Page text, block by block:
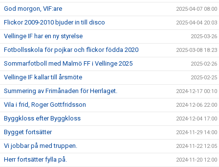
God morgon, VIF:are 2025-04-07 08:00
Flickor 2009-2010 bjuder in till disco 2025-04-04 20:03
Vellinge IF har en ny styrelse 2025-03-26
Fotbollsskola för pojkar och flickor födda 2020 2025-03-08 18:23
Sommarfotboll med Malmö FF i Vellinge 2025 2025-02-26
Vellinge IF kallar till årsmöte 2025-02-25
Summering av Frimånaden för Herrlaget. 2024-12-17 00:10
Vila i frid, Roger Gottfridsson 2024-12-06 22:00
Byggkloss efter Byggkloss 2024-12-04 17:00
Bygget fortsätter 2024-11-29 14:00
Vi jobbar på med truppen. 2024-11-22 12:05
Herr fortsätter fylla på. 2024-11-20 12:00